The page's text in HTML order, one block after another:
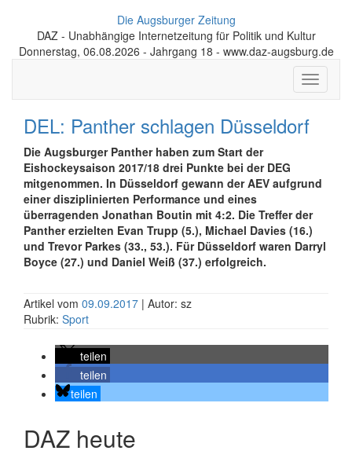
Die Augsburger Zeitung
DAZ - Unabhängige Internetzeitung für Politik und Kultur
Donnerstag, 06.08.2026 - Jahrgang 18 - www.daz-augsburg.de
Toggle
DEL: Panther schlagen Düsseldorf
Die Augsburger Panther haben zum Start der
Eishockeysaison 2017/18 drei Punkte bei der DEG
mitgenommen. In Düsseldorf gewann der AEV aufgrund
einer disziplinierten Performance und eines
überragenden Jonathan Boutin mit 4:2. Die Treffer der
Panther erzielten Evan Trupp (5.), Michael Davies (16.)
und Trevor Parkes (33., 53.). Für Düsseldorf waren Darryl
Boyce (27.) und Daniel Weiß (37.) erfolgreich.
Artikel vom 09.09.2017 | Autor: sz
Rubrik: Sport
teilen
teilen
teilen
DAZ heute